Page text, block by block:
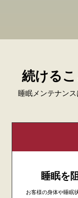
続ける
睡眠メンテナン
睡眠を
お客様の身体や睡眠